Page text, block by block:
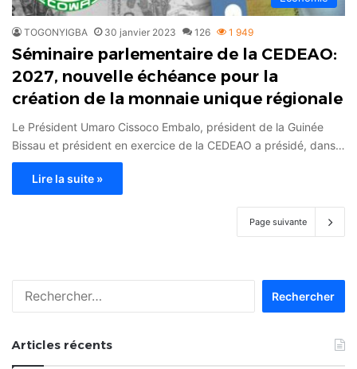
TOGONYIGBA 30 janvier 2023 126 1 949
Séminaire parlementaire de la CEDEAO:
2027, nouvelle échéance pour la
création de la monnaie unique régionale
Le Président Umaro Cissoco Embalo, président de la Guinée
Bissau et président en exercice de la CEDEAO a présidé, dans…
Lire la suite »
Page suivante
Articles récents